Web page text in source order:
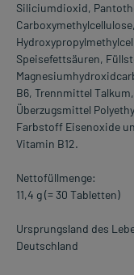
Siliciumdioxid,
Speisefettsäuren,
B6, Trennmittel
Überzugsmittel
Farbstoff Eisenoxide
Vitamin B12.
Nettofüllmenge:
11,4 g (= 30 Tabletten)
Ursprungsland des
Deutschland